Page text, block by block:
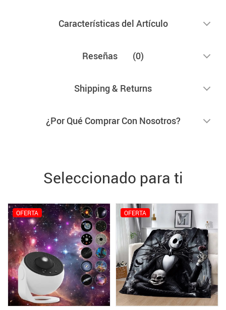
Características del Artículo
Reseñas (0)
Shipping & Returns
¿Por Qué Comprar Con Nosotros?
Seleccionado para ti
OFERTA OFERTA